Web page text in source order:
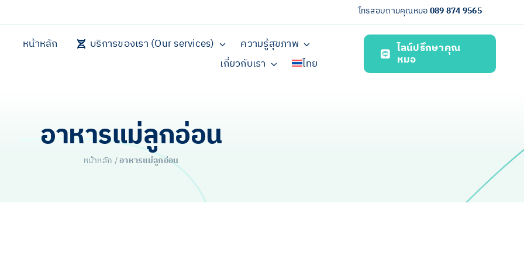
โทรสอบถามคุณหมอ089 874 9565
หน้าหลัก บริการของเรา (Our services)
ความรู้สุขภาพ
เกี่ยวกับเรา
ไทย
ไลน์ปรึกษาคุณ
หมอ
อาหารแม่ลูกอ่อน
หน้าหลัก /อาหารแม่ลูกอ่อน